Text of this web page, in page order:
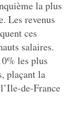
la plus
Les revenus
ces
salaires.
les plus
plaçant la
de-France